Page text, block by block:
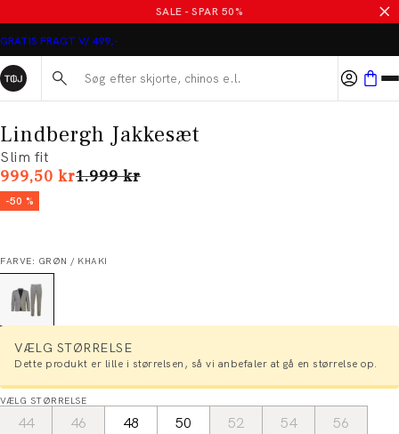
SALE - SPAR 50%
GRATIS FRAGT V/ 499,-
Søg her...
Lindbergh Jakkesæt
Slim fit
999,50 krI alt (uden rabat)
1.999 kr
-50 %
FARVE: GRØN / KHAKI
VÆLG STØRRELSE
Dette produkt er lille i størrelsen, så vi anbefaler at gå en størrelse op.
VÆLG STØRRELSE
44 46 48 50 52 54
56